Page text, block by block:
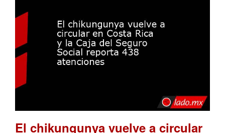
El chikungunya vuelve a circular